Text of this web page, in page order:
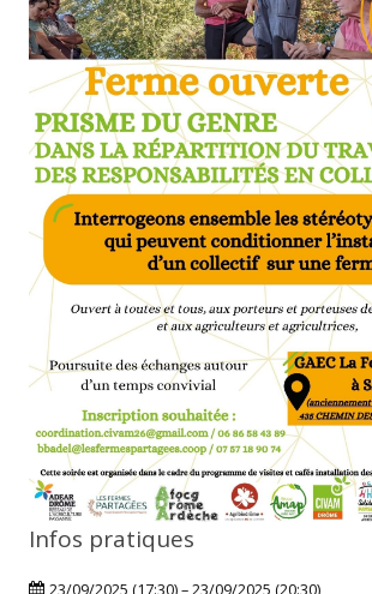
Infos pratiques
23/09/2025 (17:30) – 23/09/2025 (20:30)